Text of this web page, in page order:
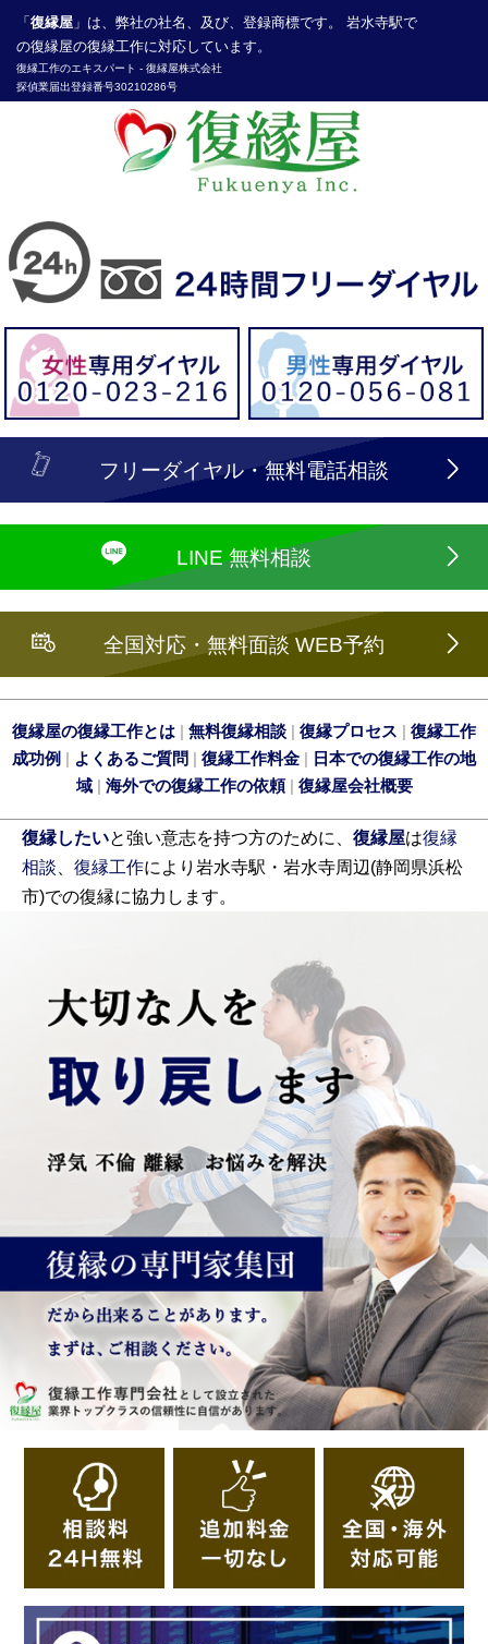
「 復縁屋 」は、弊社の社名、及び、登録商標です。 岩水寺駅で
の復縁屋の復縁工作に対応しています。
復縁工作のエキスパート - 復縁屋株式会社
探偵業届出登録番号30210286号
フリーダイヤル・無料電話相談
LINE 無料相談
全国対応・無料面談 WEB予約
復縁屋の復縁工作とは | 無料復縁相談 | 復縁プロセス | 復縁工作
成功例 | よくあるご質問 | 復縁工作料金 | 日本での復縁工作の地
域| 海外での復縁工作の依頼| 復縁屋会社概要
復縁したいと強い意志を持つ方のために、 復縁屋は復縁
相談
復縁工作により岩水寺駅・岩水寺周辺(静岡県浜松
市)での復縁に協力します。